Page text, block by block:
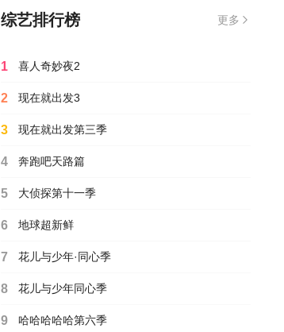
综艺排行榜 更多
1 喜人奇妙夜2
2 现在就出发3
3 现在就出发第三季
4 奔跑吧天路篇
5 大侦探第十一季
6 地球超新鲜
7 花儿与少年·同心季
8 花儿与少年同心季
9 哈哈哈哈哈第六季